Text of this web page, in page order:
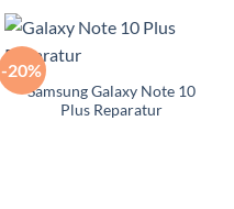
-20%
Samsung Galaxy Note 10
Plus Reparatur